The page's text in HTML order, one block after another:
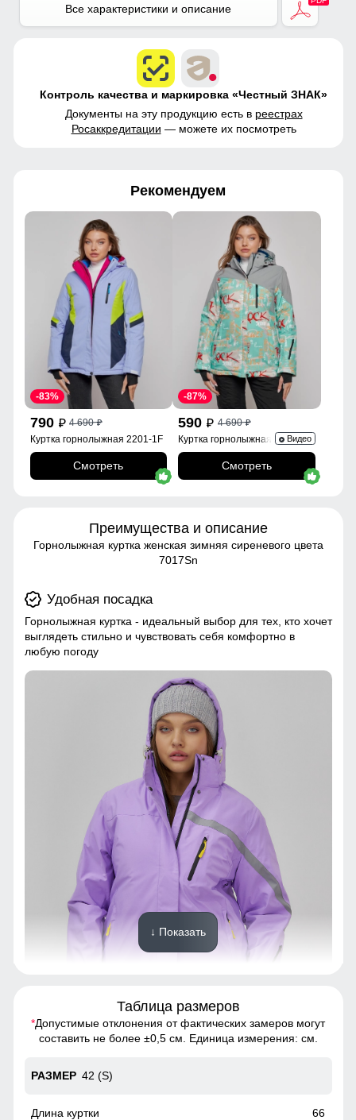
Плащевка, Тефлон,
Экологичные материалы
Все характеристики и описание
Контроль качества и маркировка «Честный ЗНАК»
Документы на эту продукцию есть в реестрах
Росаккредитации — можете их посмотреть
Рекомендуем
790 p 4 690p
-83%
Куртка горнолыжная 2201-1F
Смотреть
590 p 4 690p
-87%
Куртка горнолыжная 2252Br
Видео
Смотреть
Преимущества и описание
Горнолыжная куртка женская зимняя сиреневого цвета
7017Sn
Удобная посадка
Горнолыжная куртка - идеальный выбор для тех, кто хочет
выглядеть стильно и чувствовать себя комфортно в
любую погоду
Горнолыжная куртка - идеальный выбор для тех, кто хочет
выглядеть стильно и чувствовать себя комфортно в
↓ Показать
Таблица размеров
*Допустимые отклонения от фактических замеров могут
составить не более ±0,5 см. Единица измерения: см.
42 (S)
66